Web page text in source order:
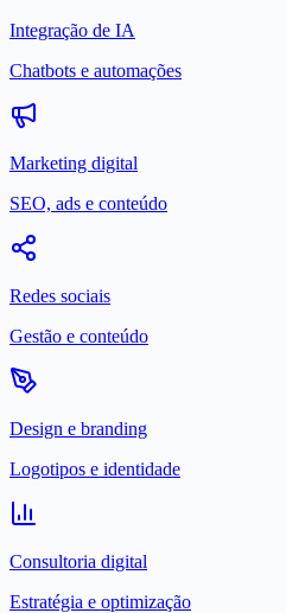
Integração de IA
Chatbots e automações
Marketing digital
SEO, ads e conteúdo
Redes sociais
Gestão e conteúdo
Design e branding
Logotipos e identidade
Consultoria digital
Estratégia e optimização